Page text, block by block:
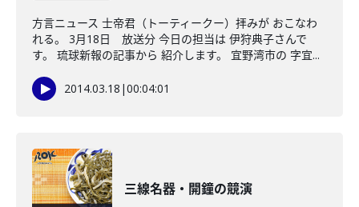
方言ニュース 士帝君（トーティークー）拝みが おこなわ
れる。 3月18日 放送分 今日の担当は 伊狩典子さんで
す。 琉球新報の記事から 紹介します。 宜野湾市の 字宜...
2014.03.18 |00:04:01
三線名器・開鐘の競演